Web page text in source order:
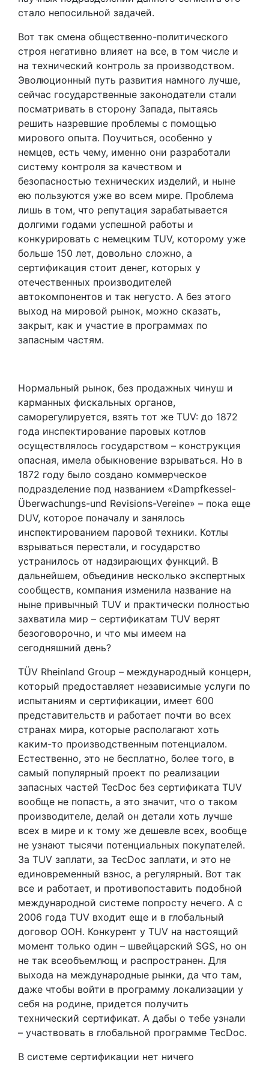
стало непосильной задачей.
Вот так смена общественно-политического
строя негативно влияет на все, в том числе и
на технический контроль за производством.
Эволюционный путь развития намного лучше,
сейчас государственные законодатели стали
посматривать в сторону Запада, пытаясь
решить назревшие проблемы с помощью
мирового опыта. Поучиться, особенно у
немцев, есть чему, именно они разработали
систему контроля за качеством и
безопасностью технических изделий, и ныне
ею пользуются уже во всем мире. Проблема
лишь в том, что репутация зарабатывается
долгими годами успешной работы и
конкурировать с немецким TUV, которому уже
больше 150 лет, довольно сложно, а
сертификация стоит денег, которых у
отечественных производителей
автокомпонентов и так негусто. А без этого
выход на мировой рынок, можно сказать,
закрыт, как и участие в программах по
запасным частям.
Нормальный рынок, без продажных чинуш и
карманных фискальных органов,
саморегулируется, взять тот же TUV: до 1872
года инспектирование паровых котлов
осуществлялось государством – конструкция
опасная, имела обыкновение взрываться. Но в
1872 году было создано коммерческое
подразделение под названием «Dampfkessel-
Überwachungs-und Revisions-Vereine» – пока еще
DUV, которое поначалу и занялось
инспектированием паровой техники. Котлы
взрываться перестали, и государство
устранилось от надзирающих функций. В
дальнейшем, объединив несколько экспертных
сообществ, компания изменила название на
ныне привычный TUV и практически полностью
захватила мир – сертификатам TUV верят
безоговорочно, и что мы имеем на
сегодняшний день?
TÜV Rheinland Group – международный концерн,
который предоставляет независимые услуги по
испытаниям и сертификации, имеет 600
представительств и работает почти во всех
странах мира, которые располагают хоть
каким-то производственным потенциалом.
Естественно, это не бесплатно, более того, в
самый популярный проект по реализации
запасных частей TecDoc без сертификата TUV
вообще не попасть, а это значит, что о таком
производителе, делай он детали хоть лучше
всех в мире и к тому же дешевле всех, вообще
не узнают тысячи потенциальных покупателей.
За TUV заплати, за TecDoc заплати, и это не
единовременный взнос, а регулярный. Вот так
все и работает, и противопоставить подобной
международной системе попросту нечего. А с
2006 года TUV входит еще и в глобальный
договор ООН. Конкурент у TUV на настоящий
момент только один – швейцарский SGS, но он
не так всеобъемлющ и распространен. Для
выхода на международные рынки, да что там,
даже чтобы войти в программу локализации у
себя на родине, придется получить
технический сертификат. А дабы о тебе узнали
– участвовать в глобальной программе TecDoc.
В системе сертификации нет ничего